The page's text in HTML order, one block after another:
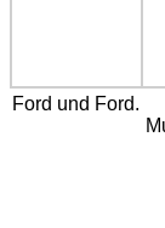
Ford und Ford.